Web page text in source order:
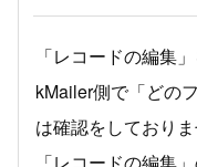
「レコードの編集
kMailer側で「どの
は確認をしておりま